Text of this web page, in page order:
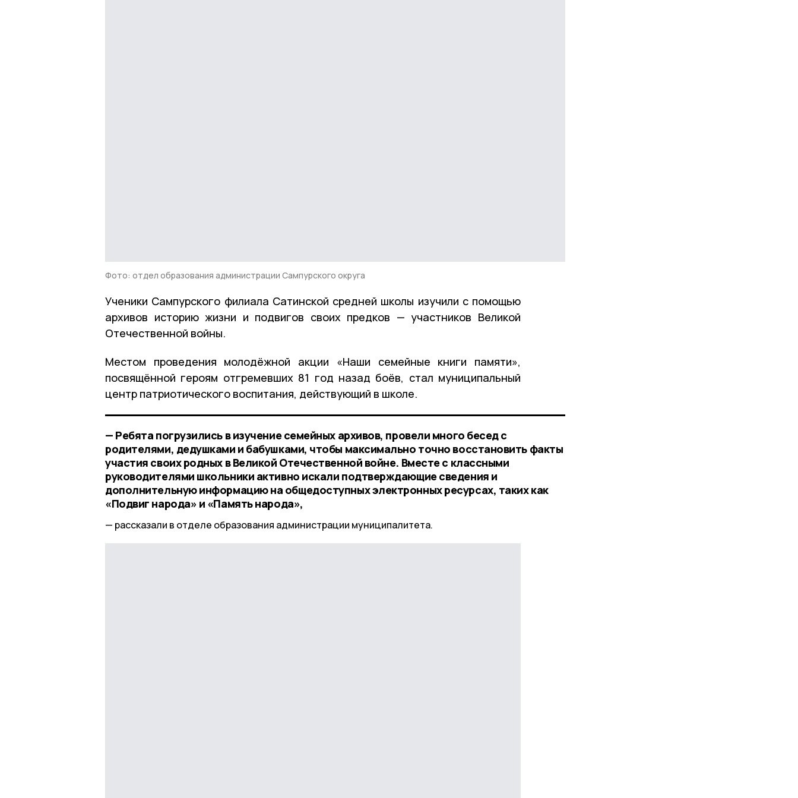
Фото: отдел образования администрации Сампурского округа
Ученики Сампурского филиала Сатинской средней школы изучили с помощью
архивов историю жизни и подвигов своих предков — участников Великой
Отечественной войны.
Местом проведения молодёжной акции «Наши семейные книги памяти»,
посвящённой героям отгремевших 81 год назад боёв, стал муниципальный
центр патриотического воспитания, действующий в школе.
— Ребята погрузились в изучение семейных архивов, провели много бесед с
родителями, дедушками и бабушками, чтобы максимально точно восстановить факты
участия своих родных в Великой Отечественной войне. Вместе с классными
руководителями школьники активно искали подтверждающие сведения и
дополнительную информацию на общедоступных электронных ресурсах, таких как
«Подвиг народа» и «Память народа»,
рассказали в отделе образования администрации муниципалитета.